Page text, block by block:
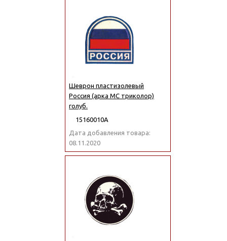
Шеврон пластизолевый
Россия (арка МС триколор)
голуб.
15160010А
Дата добавления товара:
08.11.2020